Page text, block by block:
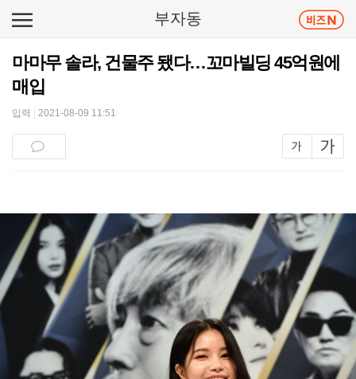
부자동
마마무 솔라, 건물주 됐다…꼬마빌딩 45억원에
매입
입력 2021-08-09 11:51